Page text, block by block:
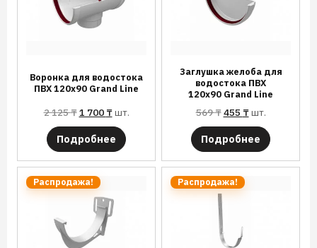
Воронка для водостока
ПВХ 120х90 Grand Line
2 125₸1 700 ₸шт.
Подробнее
Заглушка желоба для
водостока ПВХ
120х90 Grand Line
569₸455 ₸шт.
Подробнее
Распродажа! Распродажа!